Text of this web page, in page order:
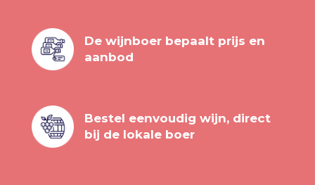
De wijnboer bepaalt prijs en
aanbod
Bestel eenvoudig wijn, direct
bij de lokale boer